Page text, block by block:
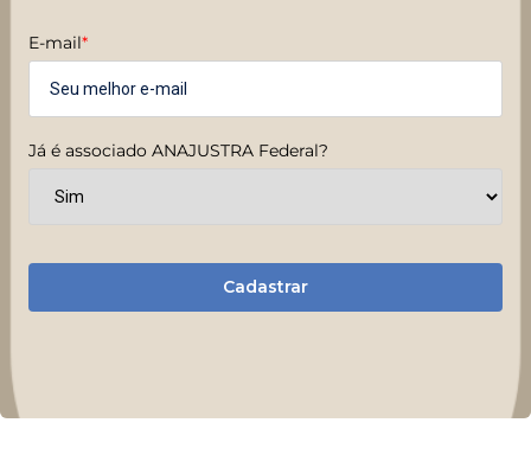
E-mail*
Já é associado ANAJUSTRA Federal?
Cadastrar